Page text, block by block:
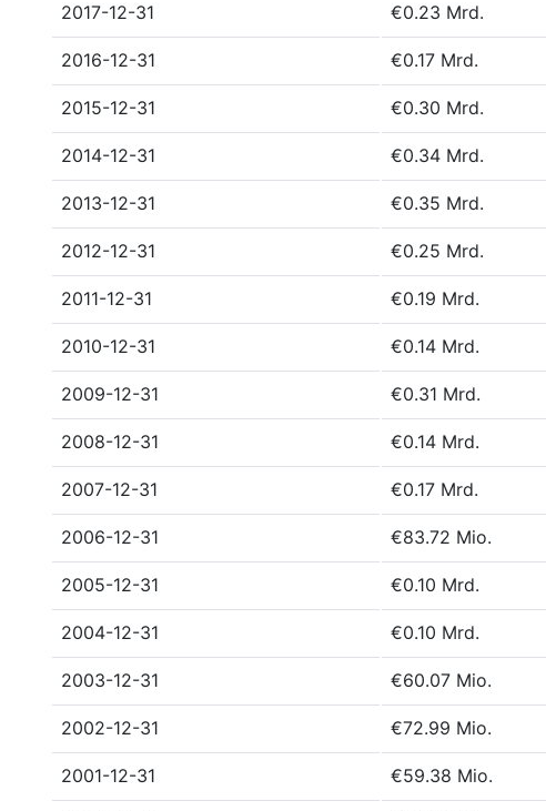
2017-12-31 €0.23 Mrd.
2016-12-31 €0.17 Mrd.
2015-12-31 €0.30 Mrd.
2014-12-31 €0.34 Mrd.
2013-12-31 €0.35 Mrd.
2012-12-31 €0.25 Mrd.
2011-12-31 €0.19 Mrd.
2010-12-31 €0.14 Mrd.
2009-12-31 €0.31 Mrd.
2008-12-31 €0.14 Mrd.
2007-12-31 €0.17 Mrd.
2006-12-31 €83.72 Mio.
2005-12-31 €0.10 Mrd.
2004-12-31 €0.10 Mrd.
2003-12-31 €60.07 Mio.
2002-12-31 €72.99 Mio.
2001-12-31 €59.38 Mio.